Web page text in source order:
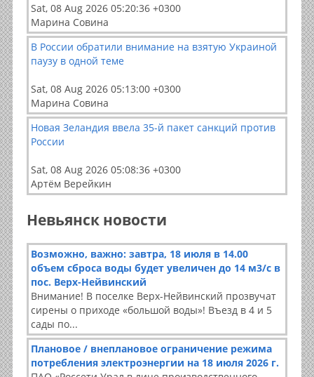
Sat, 08 Aug 2026 05:20:36 +0300
Марина Совина
В России обратили внимание на взятую Украиной
паузу в одной теме
Sat, 08 Aug 2026 05:13:00 +0300
Марина Совина
Новая Зеландия ввела 35-й пакет санкций против
России
Sat, 08 Aug 2026 05:08:36 +0300
Артём Верейкин
Невьянск новости
Возможно, важно: завтра, 18 июля в 14.00
объем сброса воды будет увеличен до 14 м3/с в
пос. Верх-Нейвинский
Внимание! В поселке Верх-Нейвинский прозвучат
сирены о приходе «большой воды»! Въезд в 4 и 5
сады по...
Плановое / внеплановое ограничение режима
потребления электроэнергии на 18 июля 2026 г.